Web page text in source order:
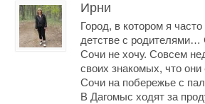
Ирни
Город, в котором я
детстве с родителями…
Сочи не хочу. Совсем
своих знакомых, что они
Сочи на побережье с
В Дагомыс ходят за